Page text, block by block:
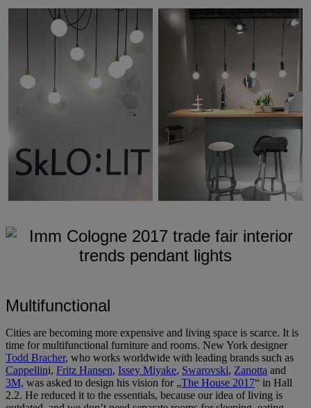
Multifunctional
Cities are becoming more expensive and living space is scarce. It is
time for multifunctional furniture and rooms. New York designer
Todd Bracher, who works worldwide with leading brands such as
Cappellini, Fritz Hansen, Issey Miyake, Swarovski, Zanotta and
3M, was asked to design his vision for „The House 2017“ in Hall
2.2. He reduced it to the essentials, because our idea of living is